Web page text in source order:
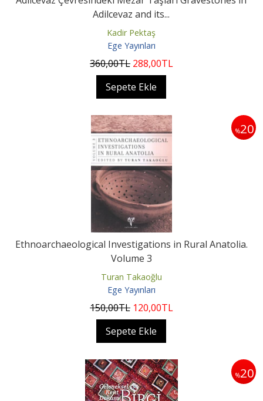
Adilcevaz and its...
Kadir Pektaş
Ege Yayınları
360,00TL 288,00TL
Sepete Ekle
%20
Ethnoarchaeological Investigations in Rural Anatolia.
Volume 3
Turan Takaoğlu
Ege Yayınları
150,00TL 120,00TL
Sepete Ekle
%20